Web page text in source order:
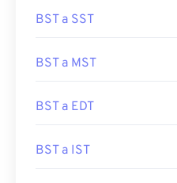
BST a SST
BST a MST
BST a EDT
BST a IST